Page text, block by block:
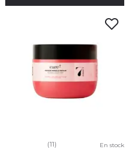
(11) En stock